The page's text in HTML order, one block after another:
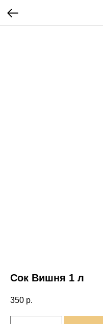
Сок Вишня 1 л
350 р.